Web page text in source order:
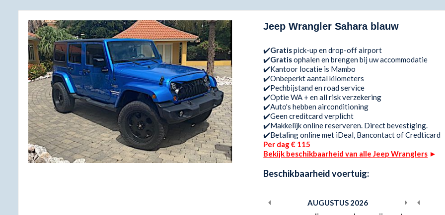
Jeep Wrangler Sahara blauw
✔️Gratispick-up en drop-off airport
✔️Gratisophalen en brengen bij uw accommodatie
✔️Kantoor locatie is Mambo
✔️Onbeperkt aantal kilometers
✔️Pechbijstand en road service
✔️Optie WA + en all risk verzekering
✔️Auto's hebben airconditioning
✔️Geen creditcard verplicht
✔️Makkelijk online reserveren. Direct bevestiging.
✔️Betaling online met iDeal, Bancontact of Credticard
Per dag € 115
Bekijk beschikbaarheid van alle Jeep Wranglers ►
Beschikbaarheid voertuig:
AUGUSTUS 2026